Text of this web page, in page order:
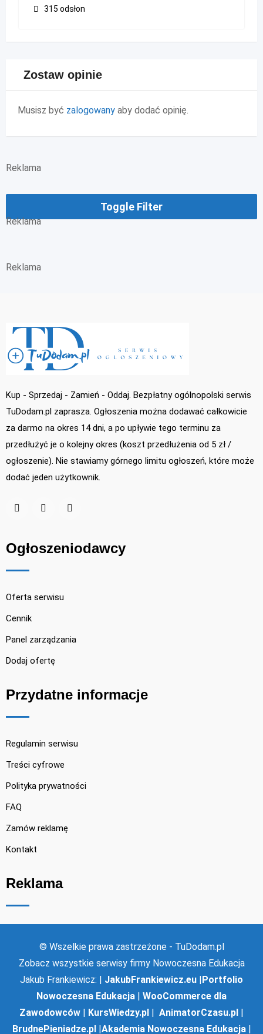
315 odsłon
Zostaw opinie
Musisz być zalogowany aby dodać opinię.
Reklama
Toggle Filter
Reklama
Reklama
Kup - Sprzedaj - Zamień - Oddaj. Bezpłatny ogólnopolski serwis
TuDodam.pl zaprasza. Ogłoszenia można dodawać całkowicie
za darmo na okres 14 dni, a po upływie tego terminu za
przedłużyć je o kolejny okres (koszt przedłużenia od 5 zł /
ogłoszenie). Nie stawiamy górnego limitu ogłoszeń, które może
dodać jeden użytkownik.
Ogłoszeniodawcy
Oferta serwisu
Cennik
Panel zarządzania
Dodaj ofertę
Przydatne informacje
Regulamin serwisu
Treści cyfrowe
Polityka prywatności
FAQ
Zamów reklamę
Kontakt
Reklama
© Wszelkie prawa zastrzeżone - TuDodam.pl
Zobacz wszystkie serwisy firmy Nowoczesna Edukacja
Jakub Frankiewicz: | JakubFrankiewicz.eu |Portfolio
Nowoczesna Edukacja | WooCommerce dla
Zawodowców | KursWiedzy.pl | AnimatorCzasu.pl |
BrudnePieniadze.pl|Akademia Nowoczesna Edukacja|